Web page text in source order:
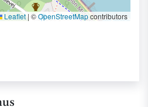
Leaflet | ©OpenStreetMapcontributors